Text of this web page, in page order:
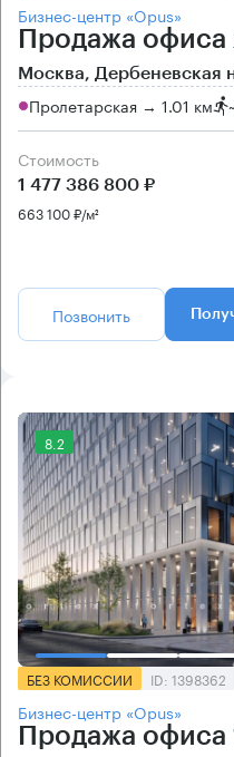
Бизнес-центр «Opus»
Продажа офиса
Москва, Дербеневская
Пролетарская → 1.01 км ~
Стоимость
1 477 386 800 ₽
663 100 ₽/м²
Позвонить
8.2
БЕЗ КОМИССИИ ID: 1398362
Бизнес-центр «Opus»
Продажа офиса